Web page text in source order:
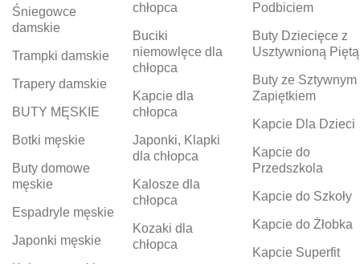
Śniegowce
damskie
Trampki damskie
Trapery damskie
BUTY MĘSKIE
Botki męskie
Buty domowe
męskie
Espadryle męskie
Japonki męskie
chłopca
Buciki
niemowlęce dla
chłopca
Kapcie dla
chłopca
Japonki, Klapki
dla chłopca
Kalosze dla
chłopca
Kozaki dla
chłopca
Podbiciem
Buty Dziecięce z
Usztywnioną Piętą
Buty ze Sztywnym
Zapiętkiem
Kapcie Dla Dzieci
Kapcie do
Przedszkola
Kapcie do Szkoły
Kapcie do Żłobka
Kapcie Superfit